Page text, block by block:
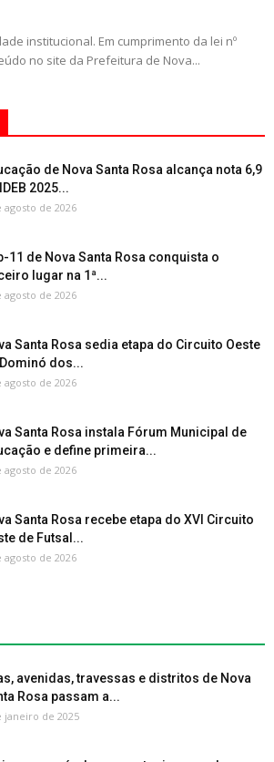
institucional. Em cumprimento da lei nº
no site da Prefeitura de Nova...
de Nova Santa Rosa alcança nota 6,9
2025...
agosto de 2026
11 de Nova Santa Rosa conquista o
lugar na 1ª...
agosto de 2026
Santa Rosa sedia etapa do Circuito Oeste
dos...
agosto de 2026
Santa Rosa instala Fórum Municipal de
e define primeira...
agosto de 2026
Santa Rosa recebe etapa do XVI Circuito
de Futsal...
agosto de 2026
avenidas, travessas e distritos de Nova
Rosa passam a...
janeiro de 2025